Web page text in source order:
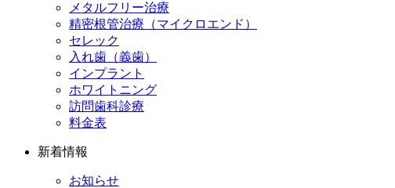
メタルフリー治療
精密根管治療（マイクロエンド）
セレック
入れ歯（義歯）
インプラント
ホワイトニング
訪問歯科診療
料金表
新着情報
お知らせ